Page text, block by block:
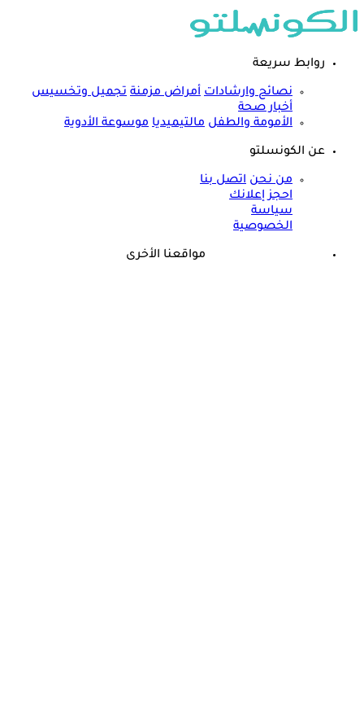
روابط سريعة
نصائح وارشادات أمراض مزمنة تجميل وتخسيس
أخبار صحة
الأمومة والطفل مالتيميديا موسوعة الأدوية
عن الكونسلتو
من نحن اتصل بنا
احجز إعلانك
سياسة
الخصوصية
مواقعنا الأخرى